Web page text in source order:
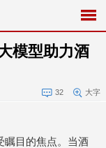
模型助力酒
32 大字
瞩目的焦点。当酒